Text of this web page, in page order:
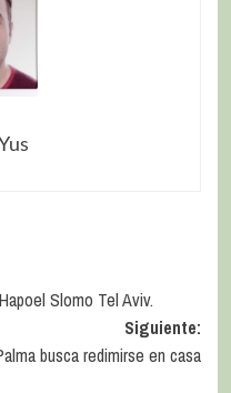
Slomo Tel Aviv.
Siguiente:
busca redimirse en casa